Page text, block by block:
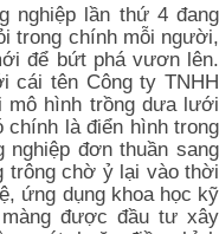
nghiệp lần thứ 4 đang
trong chính mỗi người,
để bứt phá vươn lên.
cái tên Công ty TNHH
mô hình trồng dưa lưới
chính là điển hình trong
đơn thuần sang
trông chờ ỷ lại vào thời
ứng dụng khoa học kỹ
được đầu tư xây